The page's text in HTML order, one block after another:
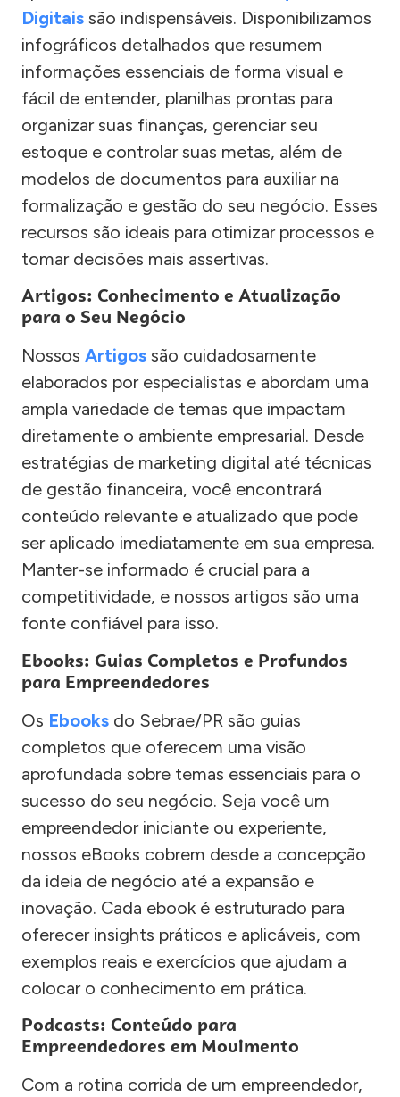
Digitais são indispensáveis. Disponibilizamos
infográficos detalhados que resumem
informações essenciais de forma visual e
fácil de entender, planilhas prontas para
organizar suas finanças, gerenciar seu
estoque e controlar suas metas, além de
modelos de documentos para auxiliar na
formalização e gestão do seu negócio. Esses
recursos são ideais para otimizar processos e
tomar decisões mais assertivas.
Artigos: Conhecimento e Atualização
para o Seu Negócio
Nossos Artigos são cuidadosamente
elaborados por especialistas e abordam uma
ampla variedade de temas que impactam
diretamente o ambiente empresarial. Desde
estratégias de marketing digital até técnicas
de gestão financeira, você encontrará
conteúdo relevante e atualizado que pode
ser aplicado imediatamente em sua empresa.
Manter-se informado é crucial para a
competitividade, e nossos artigos são uma
fonte confiável para isso.
Ebooks: Guias Completos e Profundos
para Empreendedores
Os Ebooks do Sebrae/PR são guias
completos que oferecem uma visão
aprofundada sobre temas essenciais para o
sucesso do seu negócio. Seja você um
empreendedor iniciante ou experiente,
nossos eBooks cobrem desde a concepção
da ideia de negócio até a expansão e
inovação. Cada ebook é estruturado para
oferecer insights práticos e aplicáveis, com
exemplos reais e exercícios que ajudam a
colocar o conhecimento em prática.
Podcasts: Conteúdo para
Empreendedores em Movimento
Com a rotina corrida de um empreendedor,